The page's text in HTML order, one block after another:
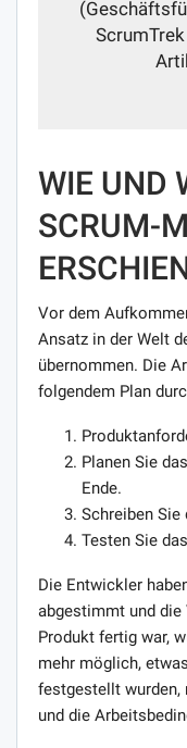
WIE UND
SCRUM-
Vor dem
Ansatz in der Welt
übernommen. Die
folgendem Plan
Planen Sie
Ende.
Schreiben Sie
Testen Sie
Die Entwickler
abgestimmt und
Produkt fertig war,
mehr möglich,
festgestellt wurden,
und die